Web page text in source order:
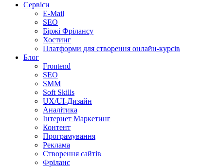
Сервіси
E-Mail
SEO
Біржі Фрілансу
Хостинг
Платформи для створення онлайн-курсів
Блог
Frontend
SEO
SMM
Soft Skills
UX/UI-Дизайн
Аналітика
Інтернет Маркетинг
Контент
Програмування
Реклама
Створення сайтів
Фріланс